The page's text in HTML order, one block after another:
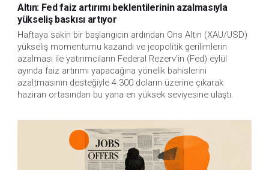
Altın: Fed faiz artırımı beklentilerinin azalmasıyla
yükseliş baskısı artıyor
Haftaya sakin bir başlangıcın ardından Ons Altın (XAU/USD)
yükseliş momentumu kazandı ve jeopolitik gerilimlerin
azalması ile yatırımcıların Federal Rezerv'in (Fed) eylül
ayında faiz artırımı yapacağına yönelik bahislerini
azaltmasının desteğiyle 4.300 doların üzerine çıkarak
haziran ortasından bu yana en yüksek seviyesine ulaştı.